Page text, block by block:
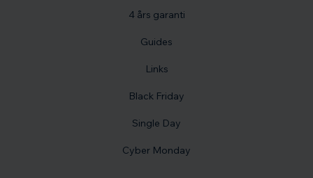
4 års garanti
Guides
Links
Black Friday
Single Day
Cyber Monday